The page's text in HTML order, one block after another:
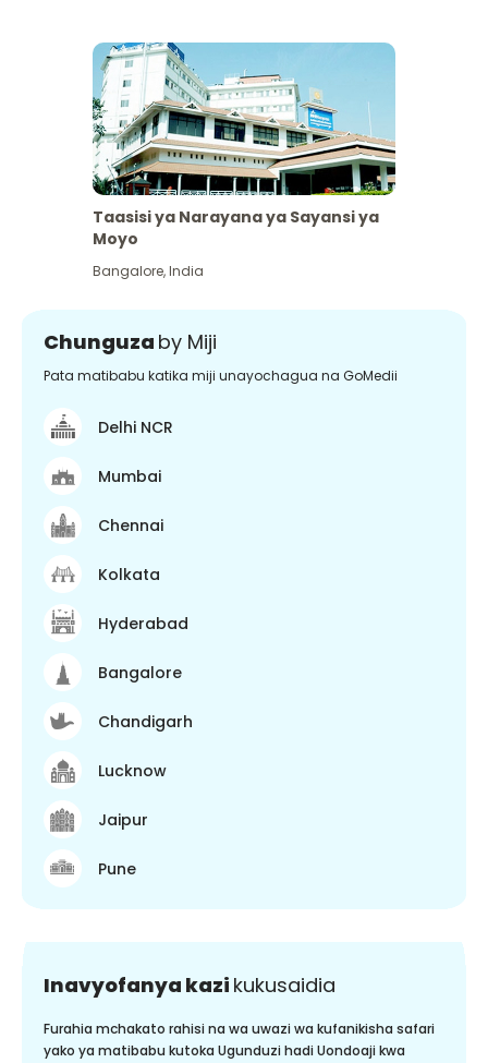
Taasisi ya Narayana ya Sayansi ya
Moyo
Bangalore,India
Chunguza by Miji
Pata matibabu katika miji unayochagua na GoMedii
Delhi NCR
Mumbai
Chennai
Kolkata
Hyderabad
Bangalore
Chandigarh
Lucknow
Jaipur
Pune
Inavyofanya kazi kukusaidia
Furahia mchakato rahisi na wa uwazi wa kufanikisha safari
yako ya matibabu kutoka Ugunduzi hadi Uondoaji kwa